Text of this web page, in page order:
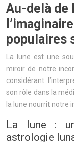
Au-delà de
populaires
La lune est une
miroir de notre
considérant
son rôle dans la
la lune nourrit notre
La lune :
astrologie